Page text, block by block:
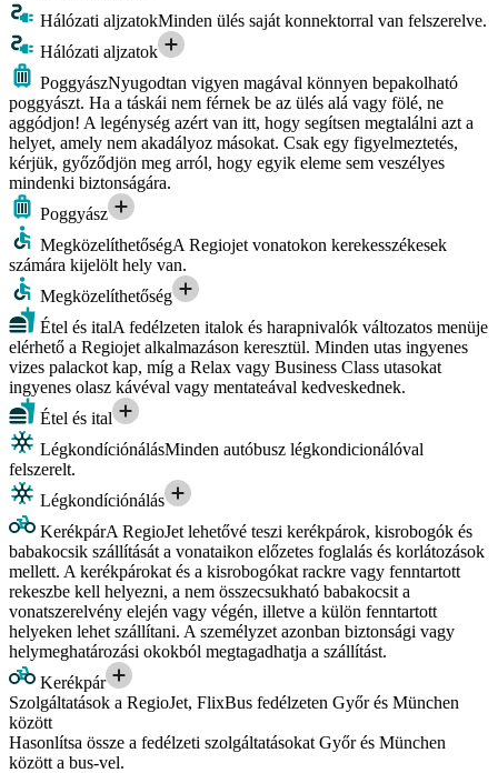
Hálózati aljzatokMinden ülés saját konnektorral van felszerelve.
Hálózati aljzatok
PoggyászNyugodtan vigyen magával könnyen bepakolható
poggyászt. Ha a táskái nem férnek be az ülés alá vagy fölé, ne
aggódjon! A legénység azért van itt, hogy segítsen megtalálni azt a
helyet, amely nem akadályoz másokat. Csak egy figyelmeztetés,
kérjük, győződjön meg arról, hogy egyik eleme sem veszélyes
mindenki biztonságára.
Poggyász
MegközelíthetőségA Regiojet vonatokon kerekesszékesek
számára kijelölt hely van.
Megközelíthetőség
Étel és italA fedélzeten italok és harapnivalók változatos menüje
elérhető a Regiojet alkalmazáson keresztül. Minden utas ingyenes
vizes palackot kap, míg a Relax vagy Business Class utasokat
ingyenes olasz kávéval vagy mentateával kedveskednek.
Étel és ital
LégkondíciónálásMinden autóbusz légkondicionálóval
felszerelt.
Légkondíciónálás
KerékpárA RegioJet lehetővé teszi kerékpárok, kisrobogók és
babakocsik szállítását a vonataikon előzetes foglalás és korlátozások
mellett. A kerékpárokat és a kisrobogókat rackre vagy fenntartott
rekeszbe kell helyezni, a nem összecsukható babakocsit a
vonatszerelvény elején vagy végén, illetve a külön fenntartott
helyeken lehet szállítani. A személyzet azonban biztonsági vagy
helymeghatározási okokból megtagadhatja a szállítást.
Kerékpár
Szolgáltatások a RegioJet, FlixBus fedélzeten Győr és München
között
Hasonlítsa össze a fedélzeti szolgáltatásokat Győr és München
között a bus-vel.